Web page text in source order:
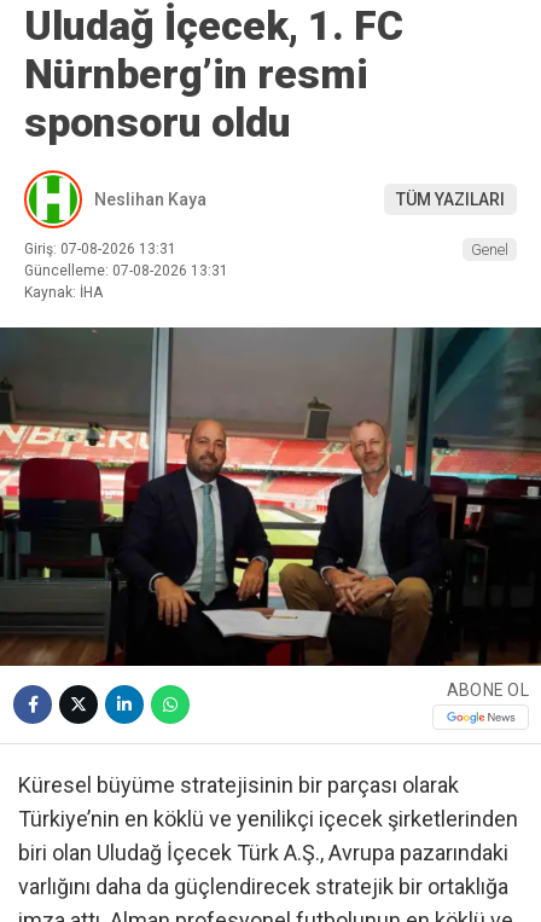
Uludağ İçecek, 1. FC
Nürnberg’in resmi
sponsoru oldu
Neslihan Kaya TÜM YAZILARI
Giriş: 07-08-2026 13:31
Güncelleme: 07-08-2026 13:31
Kaynak: İHA
Genel
ABONE OL
Küresel büyüme stratejisinin bir parçası olarak
Türkiye’nin en köklü ve yenilikçi içecek şirketlerinden
biri olan Uludağ İçecek Türk A.Ş., Avrupa pazarındaki
varlığını daha da güçlendirecek stratejik bir ortaklığa